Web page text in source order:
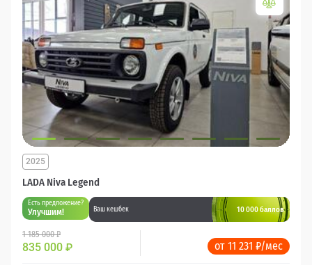
LADA Niva Legend
2025
Есть предложение?
Улучшим! Ваш кешбек 10 000 баллов
1 185 000 ₽
835 000 ₽ от 11 231 ₽/мес